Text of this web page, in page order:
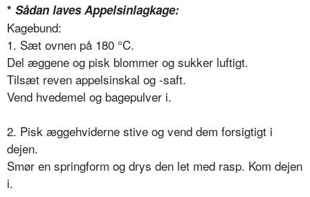
* Sådan laves Appelsinlagkage:
Kagebund:
1. Sæt ovnen på 180 °C.
Del æggene og pisk blommer og sukker luftigt.
Tilsæt reven appelsinskal og -saft.
Vend hvedemel og bagepulver i.
2. Pisk æggehviderne stive og vend dem forsigtigt i
dejen.
Smør en springform og drys den let med rasp. Kom dejen
i.